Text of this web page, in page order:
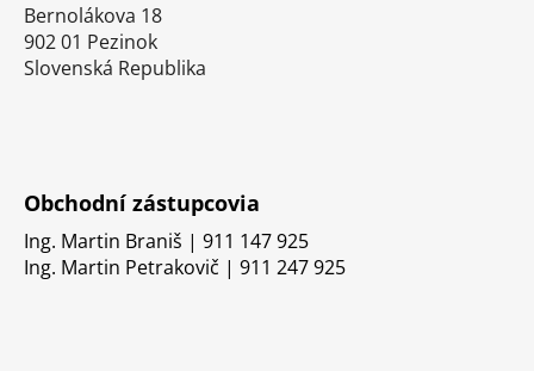
Bernolákova 18
902 01 Pezinok
Slovenská Republika
Obchodní zástupcovia
Ing. Martin Braniš | 911 147 925
Ing. Martin Petrakovič | 911 247 925